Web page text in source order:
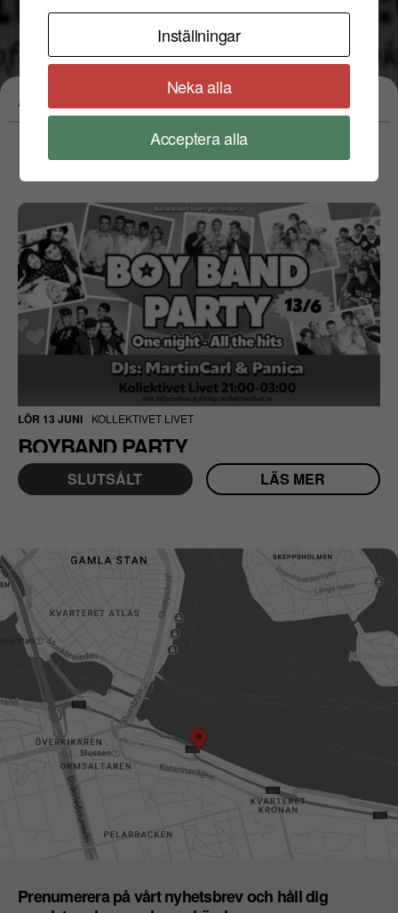
Evenemangstyp: Boyband
LÖR 13 JUNI KOLLEKTIVET LIVET
BOYBAND PARTY
SLUTSÅLT LÄS MER
Prenumerera på vårt nyhetsbrev och håll dig
Inställningar
Neka alla
Acceptera alla